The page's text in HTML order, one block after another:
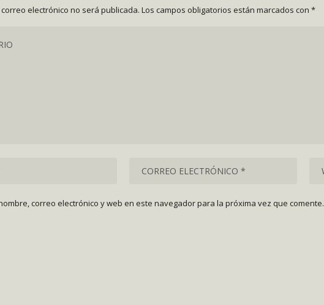
electrónico no será publicada. Los campos obligatorios están marcados con *
correo electrónico y web en este navegador para la próxima vez que comente.